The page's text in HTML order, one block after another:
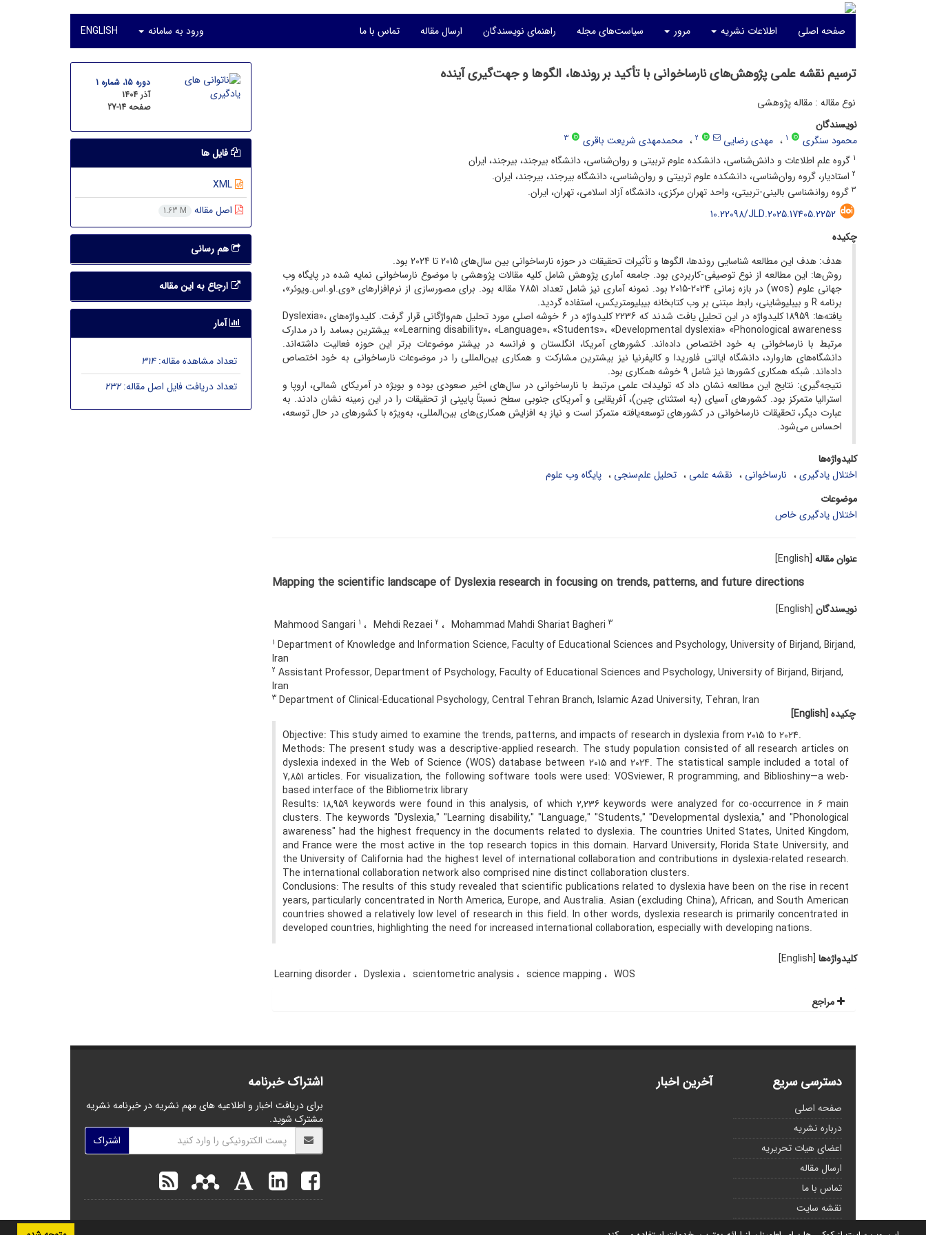
صفحه اصلی اطلاعات نشریه مرور سیاست‌های مجله راهنمای نویسندگان ارسال مقاله تماس با ما ورود به سامانه ENGLISH
ترسیم نقشه علمی پژوهش‌های نارساخوانی با تأکید بر روندها، الگوها و جهت‌گیری آینده
نوع مقاله : مقاله پژوهشی
نویسندگان
محمود سنگری
1 مهدی رضایی 2 محمدمهدی شریعت باقری
3
1 گروه علم‌ اطلاعات و دانش‌شناسی، دانشکده علوم تربیتی و روان‌شناسی، دانشگاه بیرجند، بیرجند، ایران
2 استادیار، گروه روان‌شناسی، دانشکده علوم تربیتی و روان‌شناسی، دانشگاه بیرجند، بیرجند، ایران.
3 گروه روانشناسی بالینی-تربیتی، واحد تهران مرکزی، دانشگاه آزاد اسلامی، تهران، ایران.
10.22098/JLD.2025.17405.2252
چکیده
هدف: هدف این مطالعه شناسایی روندها، الگوها و تأثیرات تحقیقات در حوزه نارساخوانی بین سال‌های 2015 تا 2024 بود.
روش‌ها: این مطالعه از نوع توصیفی-کاربردی بود. جامعه آماری پژوهش شامل کلیه مقالات پژوهشی با موضوع نارساخوانی نمایه شده در پایگاه وب
جهانی علوم (wos) در بازه زمانی 2024-2015 بود. نمونه آماری نیز شامل تعداد 7851 مقاله بود. برای مصورسازی از نرم‌افزارهای «وی.او.اس.ویوئر»،
برنامه R و بیبلیوشاینی، رابط مبتنی بر وب کتابخانه بیبلیومتریکس، استفاده گردید.
یافته‌ها: 18959 کلیدواژه در این تحلیل یافت شدند که 2236 کلیدواژه در 6 خوشه اصلی مورد تحلیل هم‌واژگانی قرار گرفت. کلیدواژه‌های Dyslexia»،
«Learning disability»، «Language»، «Students»، «Developmental dyslexia» «Phonological awareness» بیشترین بسامد را در مدارک
مرتبط با نارساخوانی به خود اختصاص داده‌اند. کشورهای آمریکا، انگلستان و فرانسه در بیشتر موضوعات برتر این حوزه فعالیت داشته‌اند.
دانشگاه‌های هاروارد، دانشگاه ایالتی فلوریدا و کالیفرنیا نیز بیشترین مشارکت و همکاری بین‌المللی را در موضوعات نارساخوانی به خود اختصاص
داده‌اند. شبکه همکاری کشورها نیز شامل 9 خوشه همکاری بود.
نتیجه‌گیری: نتایج این مطالعه نشان داد که تولیدات علمی مرتبط با نارساخوانی در سال‌های اخیر صعودی بوده و بویژه در آمریکای شمالی، اروپا و
استرالیا متمرکز بود. کشورهای آسیای (به استثنای چین)، آفریقایی و آمریکای جنوبی سطح نسبتاً پایینی از تحقیقات را در این زمینه نشان دادند. به
عبارت دیگر، تحقیقات نارساخوانی در کشورهای توسعه‌یافته متمرکز است و نیاز به افزایش همکاری‌های بین‌المللی، به‌ویژه با کشورهای در حال توسعه،
احساس می‌شود.
کلیدواژه‌ها
اختلال یادگیری
نارساخوانی نقشه علمی تحلیل علم‌سنجی
پایگاه وب علوم
موضوعات
اختلال یادگیری خاص
عنوان مقاله [English]
Mapping the scientific landscape of Dyslexia research in focusing on trends, patterns, and future directions
نویسندگان [English]
Mahmood Sangari 1 Mehdi Rezaei 2 Mohammad Mahdi Shariat Bagheri 3
1 Department of Knowledge and Information Science, Faculty of Educational Sciences and Psychology, University of Birjand, Birjand,
Iran
2 Assistant Professor, Department of Psychology, Faculty of Educational Sciences and Psychology, University of Birjand, Birjand,
Iran
3Department of Clinical-Educational Psychology, Central Tehran Branch, Islamic Azad University, Tehran, Iran
چکیده [English]
Objective: This study aimed to examine the trends, patterns, and impacts of research in dyslexia from 2015 to 2024.
Methods: The present study was a descriptive-applied research. The study population consisted of all research articles on
dyslexia indexed in the Web of Science (WOS) database between 2015 and 2024. The statistical sample included a total of
7,851 articles. For visualization, the following software tools were used: VOSviewer, R programming, and Biblioshiny—a web-
based interface of the Bibliometrix library
Results: 18,959 keywords were found in this analysis, of which 2,236 keywords were analyzed for co-occurrence in 6 main
clusters. The keywords "Dyslexia," "Learning disability," "Language," "Students," "Developmental dyslexia," and "Phonological
awareness" had the highest frequency in the documents related to dyslexia. The countries United States, United Kingdom,
and France were the most active in the top research topics in this domain. Harvard University, Florida State University, and
the University of California had the highest level of international collaboration and contributions in dyslexia-related research.
The international collaboration network also comprised nine distinct collaboration clusters.
Conclusions: The results of this study revealed that scientific publications related to dyslexia have been on the rise in recent
years, particularly concentrated in North America, Europe, and Australia. Asian (excluding China), African, and South American
countries showed a relatively low level of research in this field. In other words, dyslexia research is primarily concentrated in
developed countries, highlighting the need for increased international collaboration, especially with developing nations.
کلیدواژه‌ها [English]
Learning disorder
Dyslexia scientometric analysis science mapping
WOS
مراجع
دوره 15، شماره 1
آذر 1404
صفحه 27-14
فایل ها
XML
اصل مقاله
1.63 M
هم رسانی
ارجاع به این مقاله
آمار
تعداد مشاهده مقاله:314
تعداد دریافت فایل اصل مقاله:232
دسترسی سریع
صفحه اصلی
درباره نشریه
اعضای هیات تحریریه
ارسال مقاله
تماس با ما
نقشه سایت
آخرین اخبار اشتراک خبرنامه
برای دریافت اخبار و اطلاعیه های مهم نشریه در خبرنامه نشریه
مشترک شوید.
اشتراک